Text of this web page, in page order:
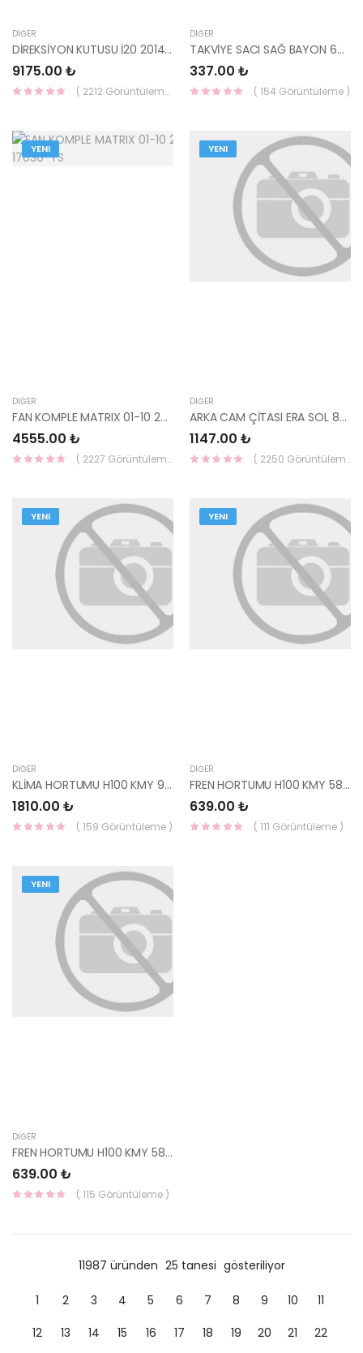
DIĞER
DİREKSİYON KUTUSU İ20 2014- 56500-C8000-YS
9175.00 ₺
( 2212 Görüntüleme )
DIĞER
TAKVİYE SACI SAĞ BAYON 66766-Q0000-MOBIS-S
337.00 ₺
( 154 Görüntüleme )
YENI
DIĞER
FAN KOMPLE MATRIX 01-10 25380-17030-YS
4555.00 ₺
( 2227 Görüntüleme )
YENI
DIĞER
ARKA CAM ÇİTASI ERA SOL 87133-1E000-YS
1147.00 ₺
( 2250 Görüntüleme )
YENI
DIĞER
KLİMA HORTUMU H100 KMY 97763-4F600-HMC
1810.00 ₺
( 159 Görüntüleme )
YENI
DIĞER
FREN HORTUMU H100 KMY 58717-4F700-HMC
639.00 ₺
( 111 Görüntüleme )
YENI
DIĞER
FREN HORTUMU H100 KMY 58716-4F700-HMC
639.00 ₺
( 115 Görüntüleme )
11987 üründen 25 tanesi gösteriliyor
1 2 3 4 5 6 7 8 9 10
11
12
13 14 15 16 17 18 19 20 21
22